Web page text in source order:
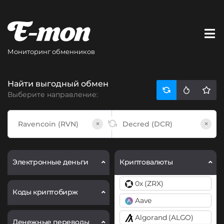
Мониторинг обменников
Найти выгодный обмен
Выберите направление:
× ×
Электронные деньги
Коды криптобирж
Денежные переводы
Криптовалюты
0x (ZRX)
Aave
Algorand (ALGO)